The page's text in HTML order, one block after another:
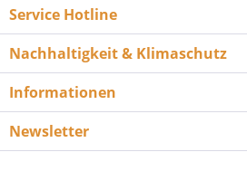
Service Hotline
Nachhaltigkeit & Klimaschutz
Informationen
Newsletter